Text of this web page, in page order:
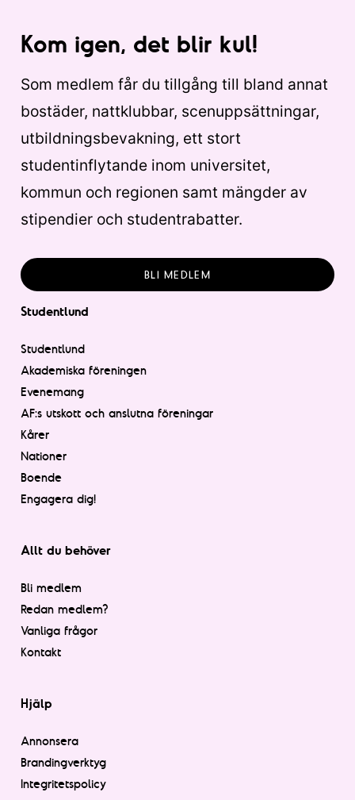
Kom igen, det blir kul!
Som medlem får du tillgång till bland annat
bostäder, nattklubbar, scenuppsättningar,
utbildningsbevakning, ett stort
studentinflytande inom universitet,
kommun och regionen samt mängder av
stipendier och studentrabatter.
BLI MEDLEM
Studentlund
Studentlund
Akademiska föreningen
Evenemang
AF:s utskott och anslutna föreningar
Kårer
Nationer
Boende
Engagera dig!
Allt du behöver
Bli medlem
Redan medlem?
Vanliga frågor
Kontakt
Hjälp
Annonsera
Brandingverktyg
Integritetspolicy